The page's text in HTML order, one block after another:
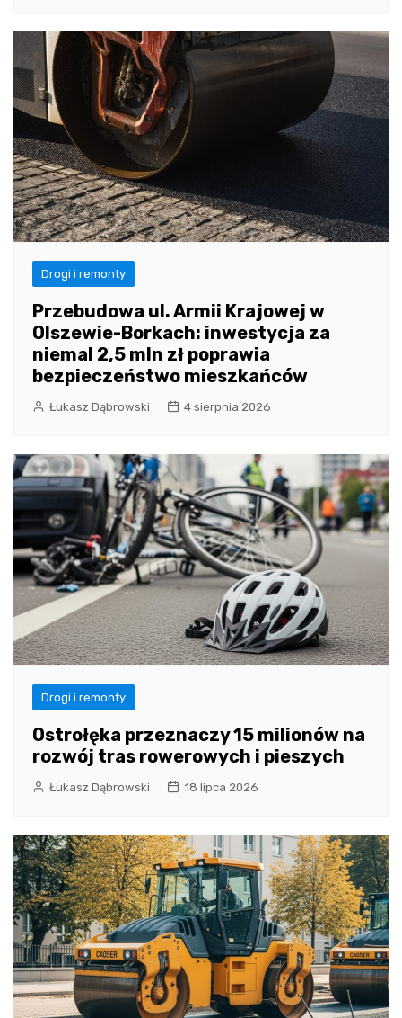
Drogi i remonty
Przebudowa ul. Armii Krajowej w
Olszewie-Borkach: inwestycja za
niemal 2,5 mln zł poprawia
bezpieczeństwo mieszkańców
Łukasz Dąbrowski 4 sierpnia 2026
Drogi i remonty
Ostrołęka przeznaczy 15 milionów na
rozwój tras rowerowych i pieszych
Łukasz Dąbrowski 18 lipca 2026